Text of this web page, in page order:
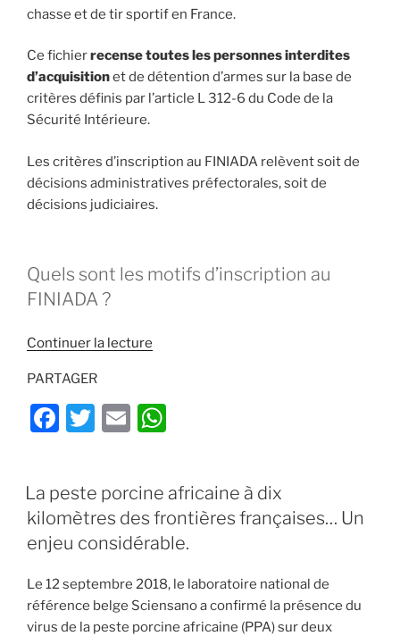
chasse et de tir sportif en France.
Ce fichierrecense toutes les personnes interdites
d’acquisitionet de détention d’armes sur la base de
critères définis par l’article L 312-6 du Code de la
Sécurité Intérieure.
Les critères d’inscription au FINIADA relèvent soit de
décisions administratives préfectorales, soit de
décisions judiciaires.
Quels sont les motifs d’inscription au
FINIADA ?
Continuer la lecture
et
permis
attention
aux
de
vitesse
! »
PARTAGER
F
e
b
o
o
k
T
er
E
l
s
A
p
p
PUBLIÉ
LE
La peste porcine africaine à dix
kilomètres des frontières françaises… Un
enjeu considérable.
Le 12 septembre 2018, le laboratoire national de
référence belge Sciensano a confirmé la présence du
virus de la peste porcine africaine (PPA) sur deux